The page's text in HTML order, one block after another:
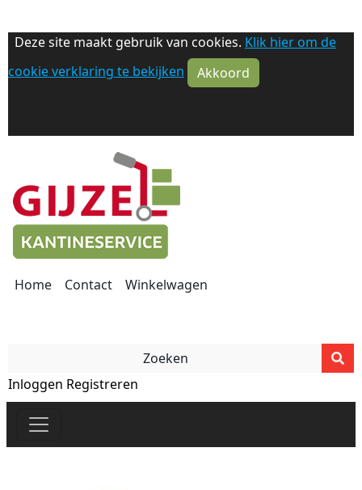
Deze site maakt gebruik van cookies. Klik hier om de
cookie verklaring te bekijken
Akkoord
Home Contact Winkelwagen
Inloggen Registreren